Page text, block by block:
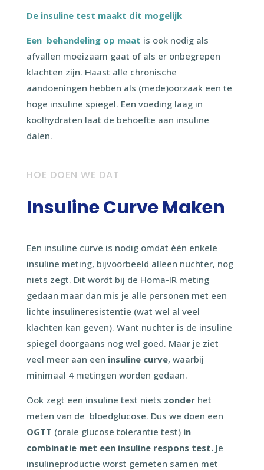
De insuline test maakt dit mogelijk
Een behandeling op maat is ook nodig als
afvallen moeizaam gaat of als er onbegrepen
klachten zijn. Haast alle chronische
aandoeningen hebben als (mede)oorzaak een te
hoge insuline spiegel. Een voeding laag in
koolhydraten laat de behoefte aan insuline
dalen.
HOE DOEN WE DAT
Insuline Curve Maken
Een insuline curve is nodig omdat één enkele
insuline meting, bijvoorbeeld alleen nuchter, nog
niets zegt. Dit wordt bij de Homa-IR meting
gedaan maar dan mis je alle personen met een
lichte insulineresistentie (wat wel al veel
klachten kan geven). Want nuchter is de insuline
spiegel doorgaans nog wel goed. Maar je ziet
veel meer aan een insuline curve, waarbij
minimaal 4 metingen worden gedaan.
Ook zegt een insuline test niets zonderhet
meten van de bloedglucose. Dus we doen een
OGTT (orale glucose tolerantie test) in
combinatie met een insuline respons test. Je
insulineproductie worst gemeten samen met